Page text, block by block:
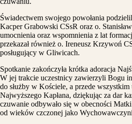
Świadectwem swojego powołania
Kacper Grabowski CSsR oraz o.
umocnienia oraz wspomnienia z lat
przekazał również o. Ireneusz Krzywoń
posługujący w Gliwicach.
Spotkanie zakończyła krótka adoracja
W jej trakcie uczestnicy zawierzyli Bogu
do służby w Kościele, a przede
Najwyższego Kapłana, dziękując za dar
czuwanie odbywało się w obecności
od wieków czczonej jako